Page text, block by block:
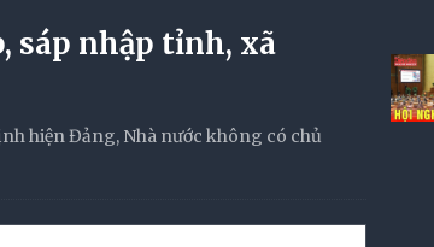
sáp nhập tỉnh, xã
hiện Đảng, Nhà nước không có chủ